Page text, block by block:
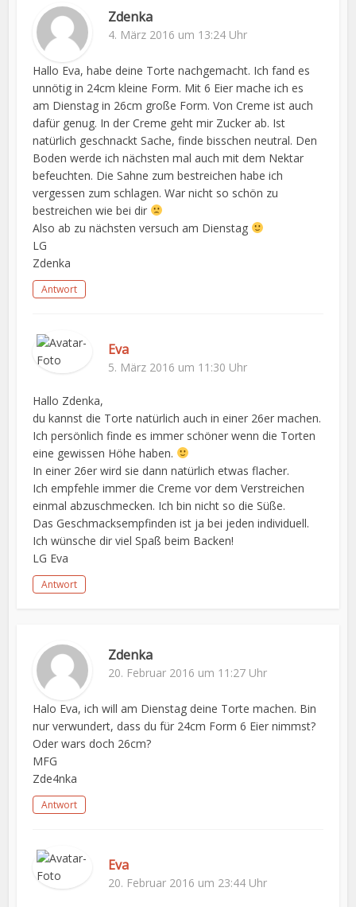
Zdenka
4. März 2016 um 13:24 Uhr
Hallo Eva, habe deine Torte nachgemacht. Ich fand es
unnötig in 24cm kleine Form. Mit 6 Eier mache ich es
am Dienstag in 26cm große Form. Von Creme ist auch
dafür genug. In der Creme geht mir Zucker ab. Ist
natürlich geschnackt Sache, finde bisschen neutral. Den
Boden werde ich nächsten mal auch mit dem Nektar
befeuchten. Die Sahne zum bestreichen habe ich
vergessen zum schlagen. War nicht so schön zu
bestreichen wie bei dir
Also ab zu nächsten versuch am Dienstag
LG
Zdenka
Antwort
Eva
5. März 2016 um 11:30 Uhr
Hallo Zdenka,
du kannst die Torte natürlich auch in einer 26er machen.
Ich persönlich finde es immer schöner wenn die Torten
eine gewissen Höhe haben.
In einer 26er wird sie dann natürlich etwas flacher.
Ich empfehle immer die Creme vor dem Verstreichen
einmal abzuschmecken. Ich bin nicht so die Süße.
Das Geschmacksempfinden ist ja bei jeden individuell.
Ich wünsche dir viel Spaß beim Backen!
LG Eva
Antwort
Zdenka
20. Februar 2016 um 11:27 Uhr
Halo Eva, ich will am Dienstag deine Torte machen. Bin
nur verwundert, dass du für 24cm Form 6 Eier nimmst?
Oder wars doch 26cm?
MFG
Zde4nka
Antwort
Eva
20. Februar 2016 um 23:44 Uhr